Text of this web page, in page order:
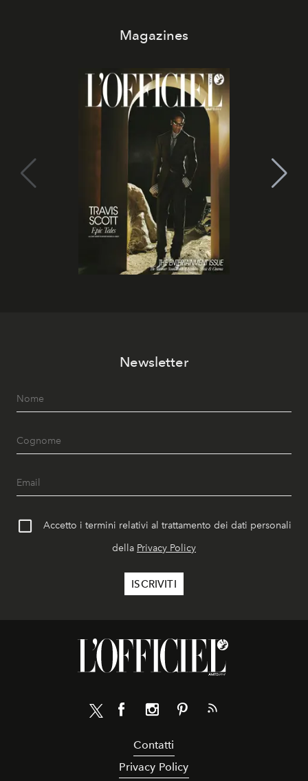
Magazines
Newsletter
Accetto i termini relativi al trattamento dei dati personali
della Privacy Policy
Contatti
Privacy Policy